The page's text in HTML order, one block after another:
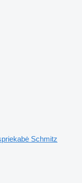
Schmitz